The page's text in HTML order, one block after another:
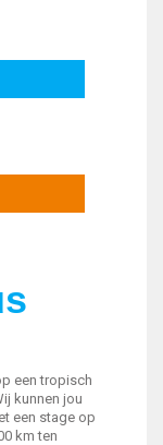
een tropisch
kunnen jou
een stage op
km ten